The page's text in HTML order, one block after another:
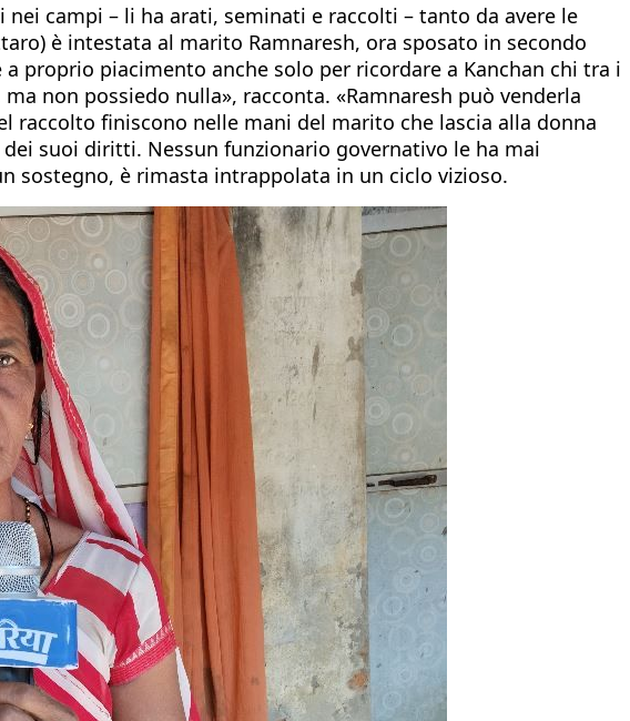
campi – li ha arati, seminati e raccolti – tanto da avere le
è intestata al marito Ramnaresh, ora sposato in secondo
proprio piacimento anche solo per ricordare a Kanchan chi tra i
non possiedo nulla», racconta. «Ramnaresh può venderla
raccolto finiscono nelle mani del marito che lascia alla donna
suoi diritti. Nessun funzionario governativo le ha mai
sostegno, è rimasta intrappolata in un ciclo vizioso.